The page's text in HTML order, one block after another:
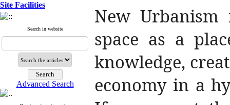
Site Facilities
Search in website
Advanced Search
New
space as a
knowledge,
economy in a